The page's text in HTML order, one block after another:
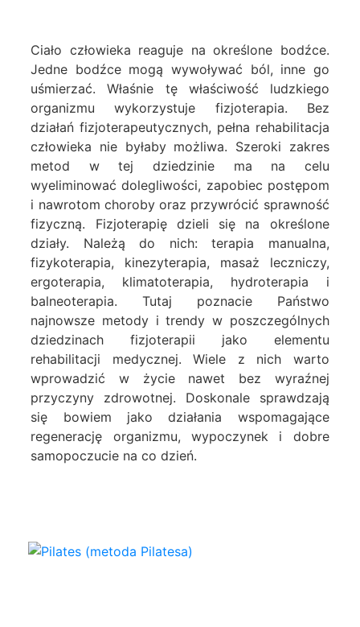
Ciało człowieka reaguje na określone bodźce.
Jedne bodźce mogą wywoływać ból, inne go
uśmierzać. Właśnie tę właściwość ludzkiego
organizmu wykorzystuje fizjoterapia. Bez
działań fizjoterapeutycznych, pełna rehabilitacja
człowieka nie byłaby możliwa. Szeroki zakres
metod w tej dziedzinie ma na celu
wyeliminować dolegliwości, zapobiec postępom
i nawrotom choroby oraz przywrócić sprawność
fizyczną. Fizjoterapię dzieli się na określone
działy. Należą do nich: terapia manualna,
fizykoterapia, kinezyterapia, masaż leczniczy,
ergoterapia, klimatoterapia, hydroterapia i
balneoterapia. Tutaj poznacie Państwo
najnowsze metody i trendy w poszczególnych
dziedzinach fizjoterapii jako elementu
rehabilitacji medycznej. Wiele z nich warto
wprowadzić w życie nawet bez wyraźnej
przyczyny zdrowotnej. Doskonale sprawdzają
się bowiem jako działania wspomagające
regenerację organizmu, wypoczynek i dobre
samopoczucie na co dzień.